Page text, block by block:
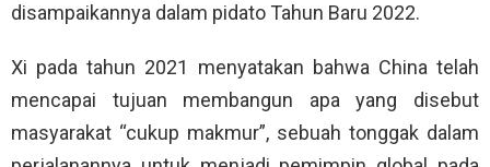
disampaikannya dalam pidato Tahun Baru 2022.
Xi pada tahun 2021 menyatakan bahwa China telah
mencapai tujuan membangun apa yang disebut
masyarakat “cukup makmur”, sebuah tonggak dalam